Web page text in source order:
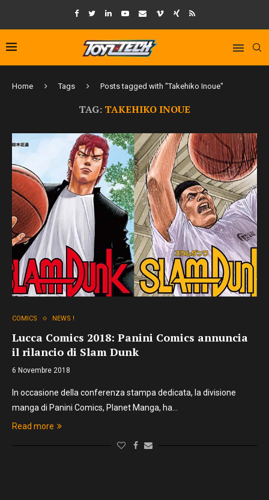
Home Tags Posts tagged with "Takehiko Inoue"
TAG: TAKEHIKO INOUE
COMICS NEWS !
Lucca Comics 2018: Panini Comics annuncia
il rilancio di Slam Dunk
6 Novembre 2018
In occasione della conferenza stampa dedicata, la divisione
manga di Panini Comics, Planet Manga, ha…
Read more